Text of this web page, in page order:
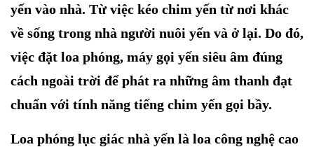
yến vào nhà. Từ việc kéo chim yến từ nơi khác
về sống trong nhà người nuôi yến và ở lại. Do đó,
việc đặt loa phóng, máy gọi yến siêu âm đúng
cách ngoài trời để phát ra những âm thanh đạt
chuẩn với tính năng tiếng chim yến gọi bầy.
Loa phóng lục giác nhà yến là loa công nghệ cao